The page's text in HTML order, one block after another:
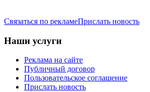
Связаться по рекламеПрислать новость
Наши услуги
Реклама на сайте
Публичный договор
Пользовательское соглашение
Прислать новость